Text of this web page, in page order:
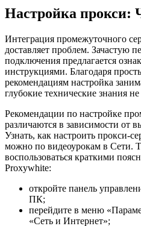
Настройка прокси:
Интеграция промежуточного
доставляет проблем. Зачастую
подключения предлагается
инструкциями. Благодаря
рекомендациям настройка
глубокие технические знания
Рекомендации по настройке
различаются в зависимости от
Узнать, как настроить прокси-
можно по видеоурокам в Сети.
воспользоваться краткими
Proxywhite:
откройте панель
ПК;
перейдите в меню
«Сеть и Интернет»;